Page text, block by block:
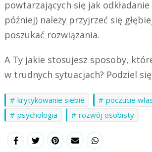
powtarzających się jak
później) należy przyjrzeć się
poszukać rozwiązania.
A Ty jakie stosujesz sposoby,
w trudnych sytuacjach? Podziel
krytykowanie siebie
poczucie
psychologia
rozwój osobisty